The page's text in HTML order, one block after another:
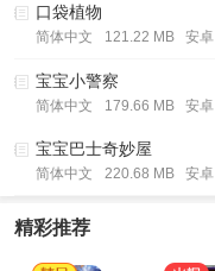
口袋植物
简体中文 121.22 MB 安卓
宝宝小警察
简体中文 179.66 MB 安卓
宝宝巴士奇妙屋
简体中文 220.68 MB 安卓
精彩推荐